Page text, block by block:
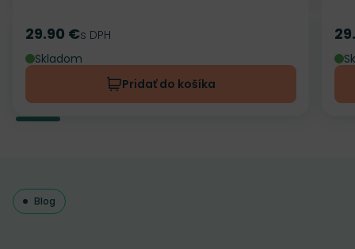
Cena
29.90 €s DPH
Skladom
Pridať do košíka
Blog